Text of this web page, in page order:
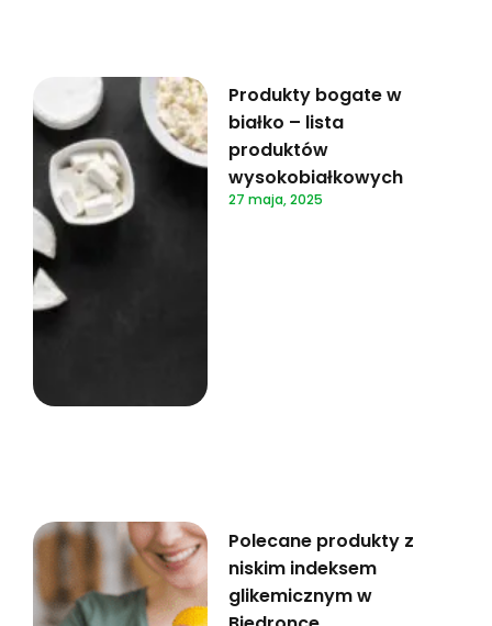
Produkty bogate w
białko – lista
produktów
wysokobiałkowych
27 maja, 2025
Polecane produkty z
niskim indeksem
glikemicznym w